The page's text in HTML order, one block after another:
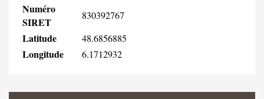
Numéro
SIRET
830392767
Latitude 48.6856885
Longitude 6.1712932